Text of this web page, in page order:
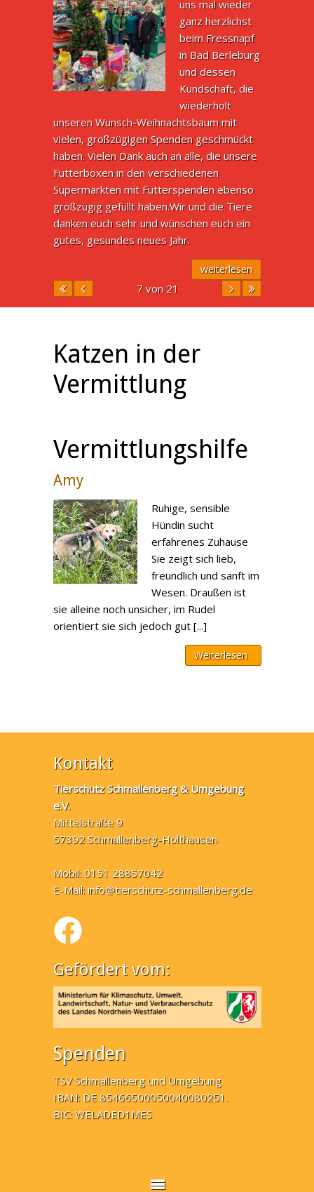
uns mal wieder
ganz herzlichst
beim Fressnapf
in Bad Berleburg
und dessen
Kundschaft, die
wiederholt
unseren Wunsch-Weihnachtsbaum mit
vielen, großzügigen Spenden geschmückt
haben. Vielen Dank auch an alle, die unsere
Futterboxen in den verschiedenen
Supermärkten mit Futterspenden ebenso
großzügig gefüllt haben.Wir und die Tiere
danken euch sehr und wünschen euch ein
gutes, gesundes neues Jahr.
weiterlesen
7 von 21
Katzen in der
Vermittlung
Vermittlungshilfe
Amy
Ruhige, sensible
Hündin sucht
erfahrenes Zuhause
Sie zeigt sich lieb,
freundlich und sanft im
Wesen. Draußen ist
sie alleine noch unsicher, im Rudel
orientiert sie sich jedoch gut [...]
Weiterlesen
Kontakt
Tierschutz Schmallenberg & Umgebung
e.V.
Mittelstraße 9
57392 Schmallenberg-Holthausen
Mobil: 0151 28857042
E-Mail:info@tierschutz-schmallenberg.de
Gefördert vom:
Spenden
TSV Schmallenberg und Umgebung
IBAN: DE 85466500050040080251.
BIC: WELADED1MES